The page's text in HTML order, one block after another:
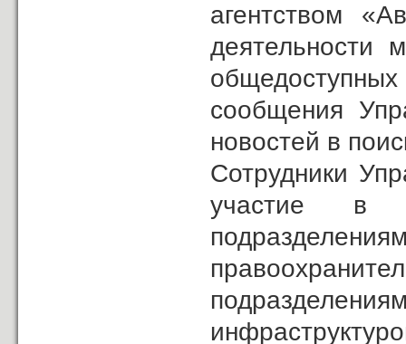
агентством
деятельности
сообщения
новостей в
Сотрудники
участие в